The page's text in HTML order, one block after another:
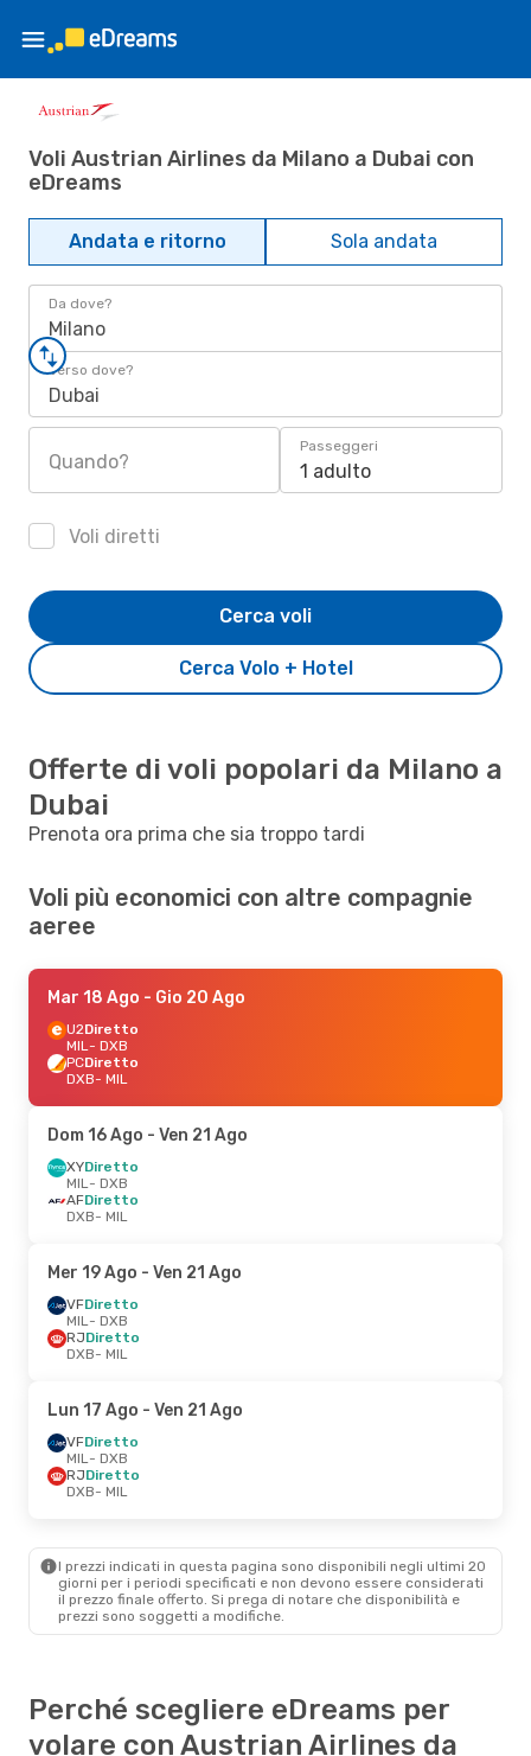
Voli Austrian Airlines da Milano a Dubai con
eDreams
Andata e ritorno Sola andata
Da dove?
Milano
Verso dove?
Dubai
Quando?
Passeggeri
1 adulto
Voli diretti
Cerca Volo + Hotel
Cerca voli
Offerte di voli popolari da Milano a
Dubai
Prenota ora prima che sia troppo tardi
Voli più economici con altre compagnie
aeree
Mar 18 Ago - Gio 20 Ago
U2Diretto
MIL- DXB
PCDiretto
DXB- MIL
Dom 16 Ago - Ven 21 Ago
XYDiretto
MIL- DXB
AFDiretto
DXB- MIL
Mer 19 Ago - Ven 21 Ago
VFDiretto
MIL- DXB
RJDiretto
DXB- MIL
Lun 17 Ago - Ven 21 Ago
VFDiretto
MIL- DXB
RJDiretto
DXB- MIL
I prezzi indicati in questa pagina sono disponibili negli ultimi 20
giorni per i periodi specificati e non devono essere considerati
il ​​prezzo finale offerto. Si prega di notare che disponibilità e
prezzi sono soggetti a modifiche.
Perché scegliere eDreams per
volare con Austrian Airlines da